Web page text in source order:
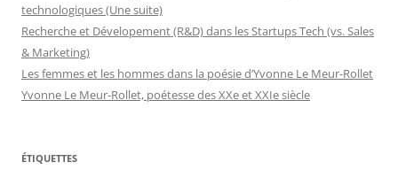
technologiques (Une suite)
Recherche et Dévelopement (R&D) dans les Startups Tech (vs. Sales
& Marketing)
Les femmes et les hommes dans la poésie d’Yvonne Le Meur-Rollet
Yvonne Le Meur-Rollet, poétesse des XXe et XXIe siècle
ÉTIQUETTES